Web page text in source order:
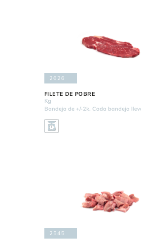
2626
FILETE DE POBRE
Kg
Bandeja de +/-2k. Cada bandeja
2545